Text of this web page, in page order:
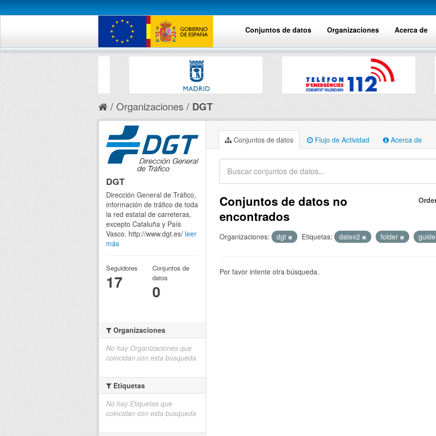
Conjuntos de datos Organizaciones Acerca de
Organizaciones DGT
Conjuntos de datos Flujo de Actividad Acerca de
Conjuntos de datos no
encontrados
Organizaciones: dgt Etiquetas: datex2 folder
Por favor intente otra búsqueda.
DGT
Dirección General de Tráfico,
información de tráfico de toda
la red estatal de carreteras,
excepto Cataluña y País
Vasco. http://www.dgt.es/ leer
más
Seguidores
17
Conjuntos de
datos
0
Organizaciones
No hay Organizaciones que
coincidan con esta búsqueda
Etiquetas
No hay Etiquetas que
coincidan con esta búsqueda